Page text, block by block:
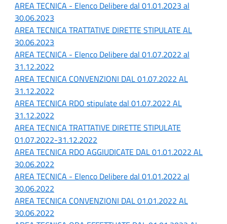
AREA TECNICA - Elenco Delibere dal 01.01.2023 al
30.06.2023
AREA TECNICA TRATTATIVE DIRETTE STIPULATE AL
30.06.2023
AREA TECNICA - Elenco Delibere dal 01.07.2022 al
31.12.2022
AREA TECNICA CONVENZIONI DAL 01.07.2022 AL
31.12.2022
AREA TECNICA RDO stipulate dal 01.07.2022 AL
31.12.2022
AREA TECNICA TRATTATIVE DIRETTE STIPULATE
01.07.2022-31.12.2022
AREA TECNICA RDO AGGIUDICATE DAL 01.01.2022 AL
30.06.2022
AREA TECNICA - Elenco Delibere dal 01.01.2022 al
30.06.2022
AREA TECNICA CONVENZIONI DAL 01.01.2022 AL
30.06.2022